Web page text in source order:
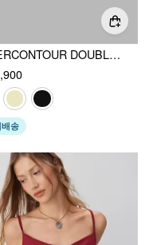
CIDERCONTOUR DOUBLE LAYERED SWEETHEART NECKLINE TANK TOP
송